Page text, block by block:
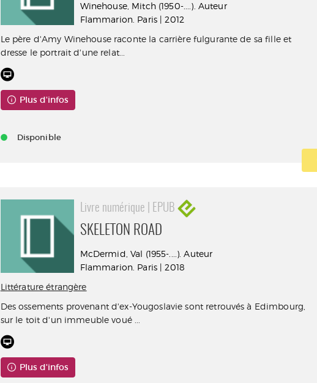
Winehouse, Mitch (1950-....). Auteur
Flammarion. Paris | 2012
Le père d'Amy Winehouse raconte la carrière fulgurante de sa fille et
dresse le portrait d'une relat...
Plus d'infos
Disponible
Livre numérique | EPUB
SKELETON ROAD
McDermid, Val (1955-....). Auteur
Flammarion. Paris | 2018
Littérature étrangère
Des ossements provenant d'ex-Yougoslavie sont retrouvés à Edimbourg,
sur le toit d'un immeuble voué ...
Plus d'infos